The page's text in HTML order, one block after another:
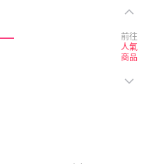
前往
人氣
商品